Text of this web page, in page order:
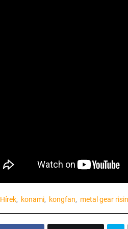
Hírek konami kongfan metal gear